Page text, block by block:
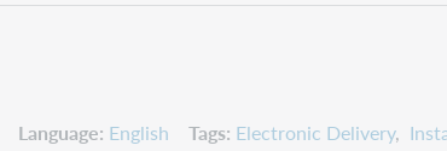
Language English Tags Electronic Delivery